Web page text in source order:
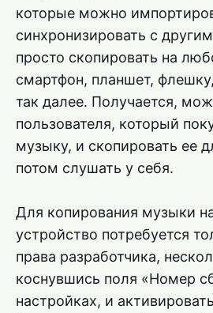
которые можно
синхронизировать с
просто скопировать на
смартфон, планшет,
так далее. Получается,
пользователя, который
музыку, и скопировать ее
потом слушать у себя.
Для копирования музыки
устройство потребуется
права разработчика,
коснувшись поля «Номер
настройках, и